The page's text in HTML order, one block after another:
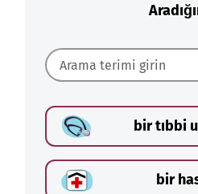
bir tıbbi
bir